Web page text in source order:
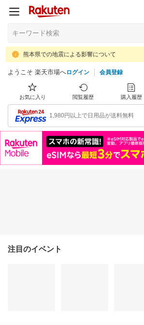
熊本県での地震による影響について
ようこそ 楽天市場へログイン 会員登録
お気に入り 閲覧履歴 購入履歴
1,980円以上で日用品が送料無料
注目のイベント